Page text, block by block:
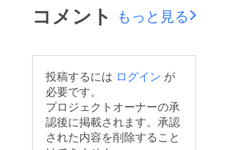
コメント もっと見る
投稿するには ログイン が
必要です。
プロジェクトオーナーの承
認後に掲載されます。承認
された内容を削除すること